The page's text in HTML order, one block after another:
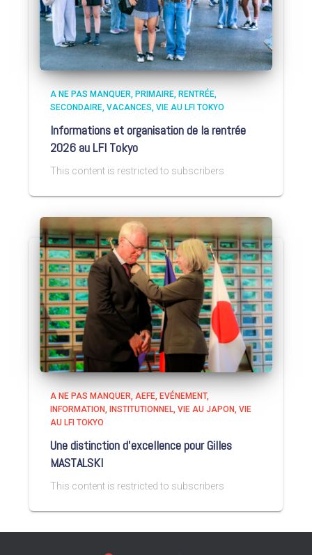
A NE PAS MANQUER PRIMAIRE RENTRÉE
SECONDAIRE VACANCES VIE AU LFI TOKYO
Informations et organisation de la rentrée
2026 au LFI Tokyo
This content is restricted to subscribers
A NE PAS MANQUER AEFE EVÉNEMENT
INFORMATION
INSTITUTIONNEL VIE AU JAPON VIE
AU LFI TOKYO
Une distinction d’excellence pour Gilles
MASTALSKI
This content is restricted to subscribers